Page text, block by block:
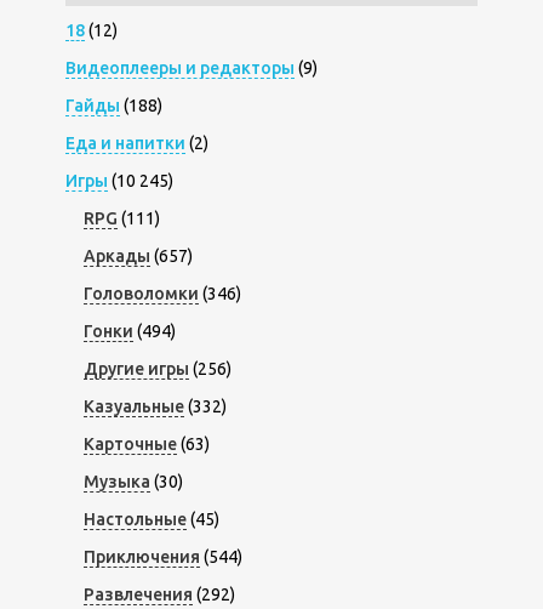
18(12)
Видеоплееры и редакторы (9)
Гайды (188)
Еда и напитки (2)
Игры (10 245)
RPG (111)
Аркады (657)
Головоломки (346)
Гонки (494)
Другие игры (256)
Казуальные(332)
Карточные(63)
Музыка (30)
Настольные(45)
Приключения (544)
Развлечения (292)